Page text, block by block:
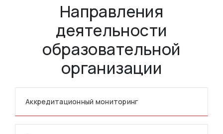
Направления
деятельности
образовательной
организации
Аккредитационный мониторинг